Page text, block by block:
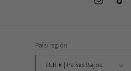
InstagramTikTok
País/región
EUR € | Países Bajos